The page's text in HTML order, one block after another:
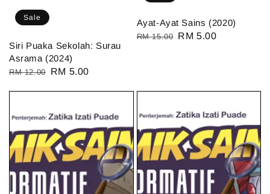
Sale
Siri Puaka Sekolah: Surau
Asrama (2024)
Regular
RM 12.00
Sale
RM 5.00
Ayat-Ayat Sains (2020)
Regular
RM 15.00 Sale
RM 5.00